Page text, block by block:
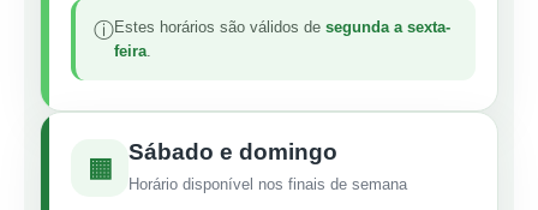
ⓘEstes horários são válidos de segunda a sexta-
feira
▦
Sábado e domingo
Horário disponível nos finais de semana